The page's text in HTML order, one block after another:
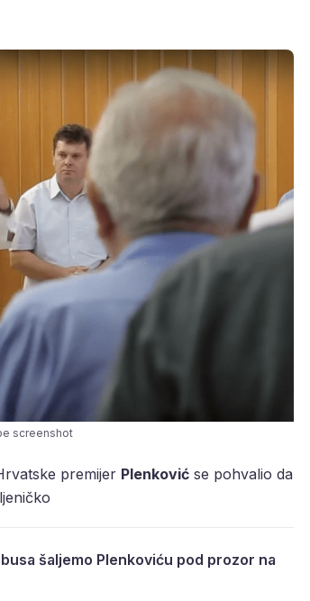
screenshot
premijer Plenković se pohvalio da
šaljemo Plenkoviću pod prozor na